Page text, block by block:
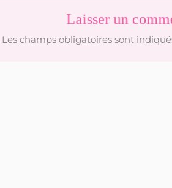
Laisser un
Les champs obligatoires sont